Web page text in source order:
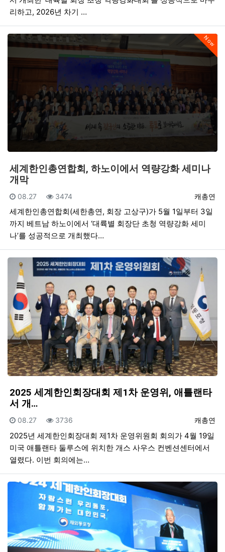
리하고, 2026년 차기 …
Now
세계한인총연합회, 하노이에서 역량강화 세미나
개막
등록자
캐총연
등록일
08.27 조회
3474
세계한인총연합회(세한총연, 회장 고상구)가 5월 1일부터 3일
까지 베트남 하노이에서 ‘대륙별 회장단 초청 역량강화 세미
나’를 성공적으로 개최했다…
2025 세계한인회장대회 제1차 운영위, 애틀랜타
서 개…
등록자
캐총연
등록일
08.27 조회
3736
2025년 세계한인회장대회 제1차 운영위원회 회의가 4월 19일
미국 애틀랜타 둘루스에 위치한 개스 사우스 컨벤션센터에서
열렸다. 이번 회의에는…